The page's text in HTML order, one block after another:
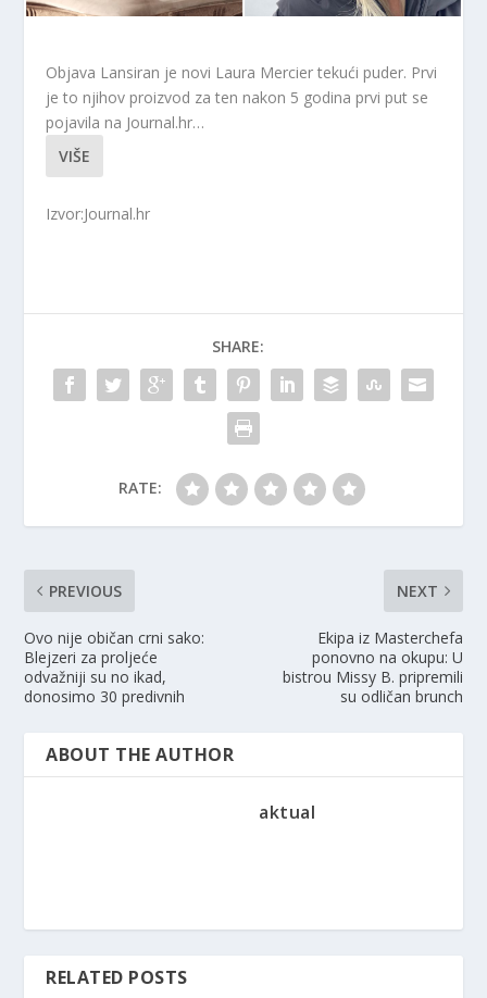
Objava Lansiran je novi Laura Mercier tekući puder. Prvi
je to njihov proizvod za ten nakon 5 godina prvi put se
pojavila na Journal.hr…
VIŠE
Izvor:Journal.hr
SHARE:
RATE:
PREVIOUS
Ovo nije običan crni sako:
Blejzeri za proljeće
odvažniji su no ikad,
donosimo 30 predivnih
NEXT
Ekipa iz Masterchefa
ponovno na okupu: U
bistrou Missy B. pripremili
su odličan brunch
ABOUT THE AUTHOR
aktual
RELATED POSTS